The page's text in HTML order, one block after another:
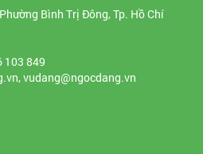
Bình Trị Đông, Tp. Hồ Chí
103 849
vudang@ngocdang.vn